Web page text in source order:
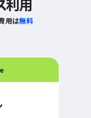
利用
用は無料